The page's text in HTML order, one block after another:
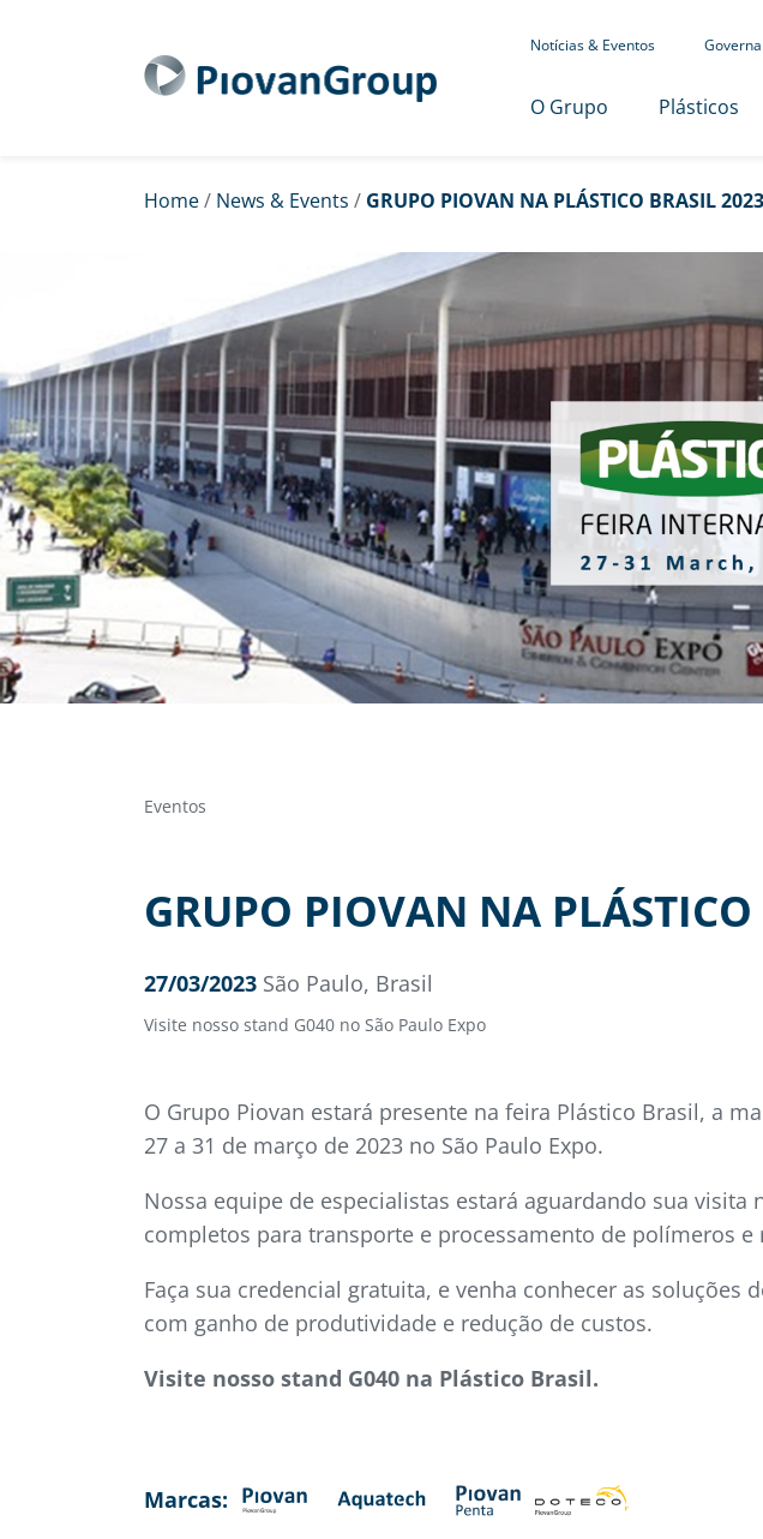
Notícias & Eventos
O Grupo Plásticos
Home/ News & Events / GRUPO PIOVAN NA PLÁSTICO BRASIL 2023
Eventos
GRUPO PIOVAN NA
27/03/2023 São Paulo, Brasil
Visite nosso stand G040 no São Paulo Expo
O Grupo Piovan estará presente na feira Plástico Brasil, a
27 a 31 de março de 2023 no São Paulo Expo.
Nossa equipe de especialistas estará aguardando sua
completos para transporte e processamento de polímeros e
Faça sua credencial gratuita, e venha conhecer as soluções
com ganho de produtividade e redução de custos.
Visite nosso stand G040 na Plástico Brasil.
Marcas: